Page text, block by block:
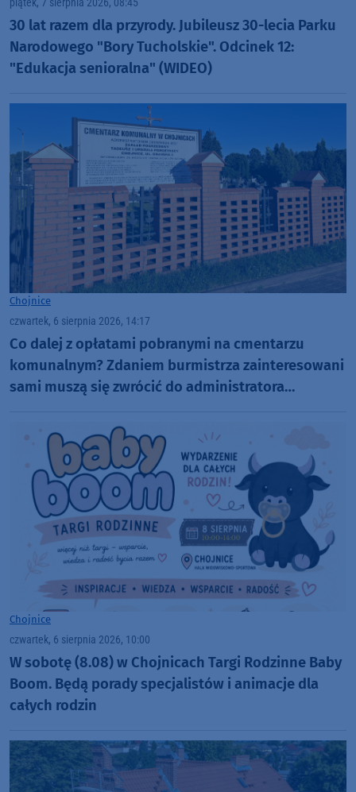
30 lat razem dla przyrody. Jubileusz 30-lecia Parku
Narodowego "Bory Tucholskie". Odcinek 12:
"Edukacja senioralna" (WIDEO)
Chojnice
czwartek, 6 sierpnia 2026, 14:17
Co dalej z opłatami pobranymi na cmentarzu
komunalnym? Zdaniem burmistrza zainteresowani
sami muszą się zwrócić do administratora
Chojnice
czwartek, 6 sierpnia 2026, 10:00
W sobotę (8.08) w Chojnicach Targi Rodzinne Baby
Boom. Będą porady specjalistów i animacje dla
całych rodzin